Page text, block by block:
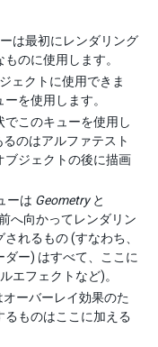
は最初にレンダリング
のに使用します。
ェクトに使用できま
を使用します。
このキューを使用し
のはアルファテスト
ブジェクトの後に描画
ーは Geometryと
へ向かってレンダリン
れるもの (すなわち、
ー) はすべて、ここに
エフェクトなど)。
ーバーレイ効果のた
ものはここに加える